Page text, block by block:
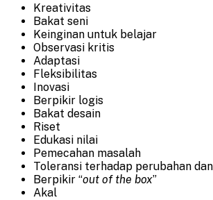
Kreativitas
Bakat seni
Keinginan untuk belajar
Observasi kritis
Adaptasi
Fleksibilitas
Inovasi
Berpikir logis
Bakat desain
Riset
Edukasi nilai
Pemecahan masalah
Toleransi terhadap perubahan
Berpikir “out of the box”
Akal